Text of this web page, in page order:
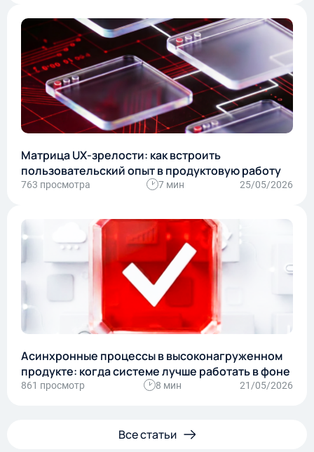
Матрица UX-зрелости: как встроить
пользовательский опыт в продуктовую работу
763 просмотра 7 мин 25/05/2026
Асинхронные процессы в высоконагруженном
продукте: когда системе лучше работать в фоне
861 просмотр 8 мин 21/05/2026
Все статьи